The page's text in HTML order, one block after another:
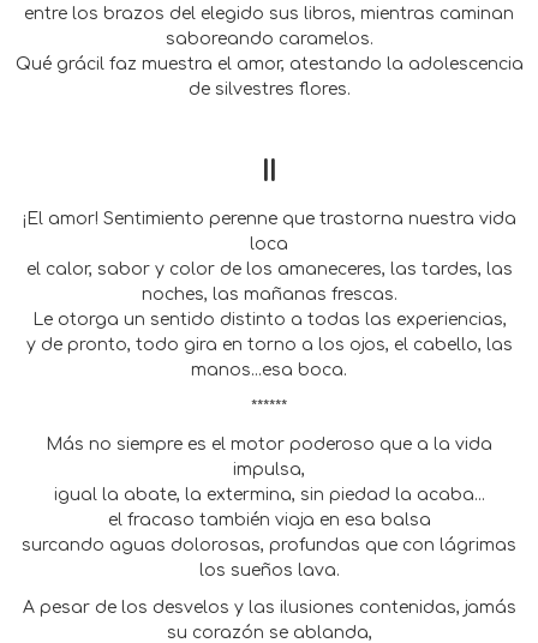
entre los brazos del elegido sus libros, mientras caminan
saboreando caramelos.
Qué grácil faz muestra el amor, atestando la adolescencia
de silvestres flores.
II
¡El amor! Sentimiento perenne que trastorna nuestra vida
loca
el calor, sabor y color de los amaneceres, las tardes, las
noches, las mañanas frescas.
Le otorga un sentido distinto a todas las experiencias,
y de pronto, todo gira en torno a los ojos, el cabello, las
manos...esa boca.
******
Más no siempre es el motor poderoso que a la vida
impulsa,
igual la abate, la extermina, sin piedad la acaba...
el fracaso también viaja en esa balsa
surcando aguas dolorosas, profundas que con lágrimas
los sueños lava.
A pesar de los desvelos y las ilusiones contenidas, jamás
su corazón se ablanda,